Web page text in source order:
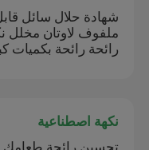
ملفوف لاوتان
رائحة رائحة بكميات
نكهة اصطناعية